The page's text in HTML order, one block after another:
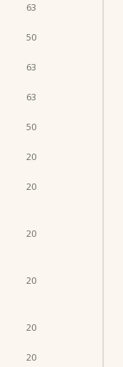
63
50
63
63
50
20
20
20
20
20
20